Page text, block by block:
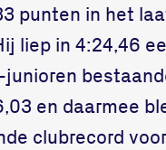
punten in het
liep in 4:24,46
en daarmee
clubrecord voor